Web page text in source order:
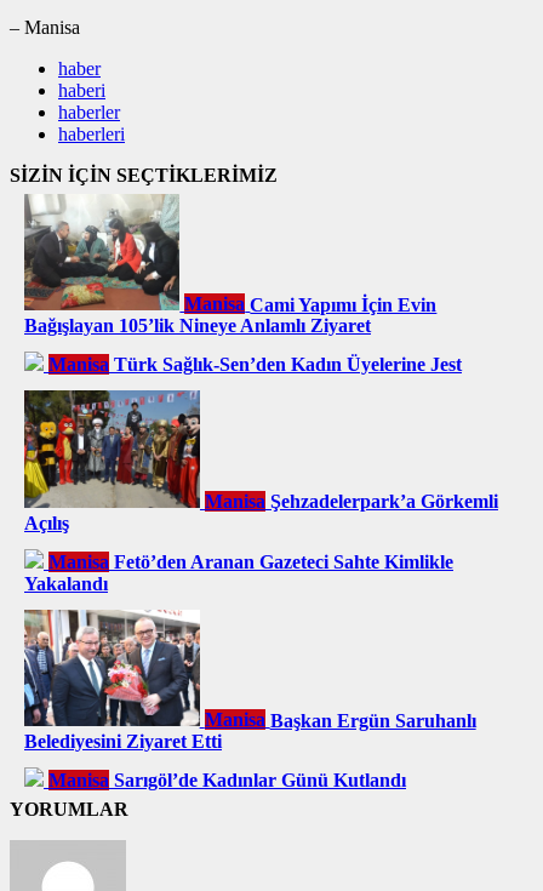
– Manisa
haber
haberi
haberler
haberleri
SİZİN İÇİN SEÇTİKLERİMİZ
Manisa Cami Yapımı İçin Evin
Bağışlayan 105’lik Nineye Anlamlı Ziyaret
Manisa Türk Sağlık-Sen’den Kadın Üyelerine Jest
Manisa Şehzadelerpark’a Görkemli
Açılış
Manisa Fetö’den Aranan Gazeteci Sahte Kimlikle
Yakalandı
Manisa Başkan Ergün Saruhanlı
Belediyesini Ziyaret Etti
Manisa Sarıgöl’de Kadınlar Günü Kutlandı
YORUMLAR